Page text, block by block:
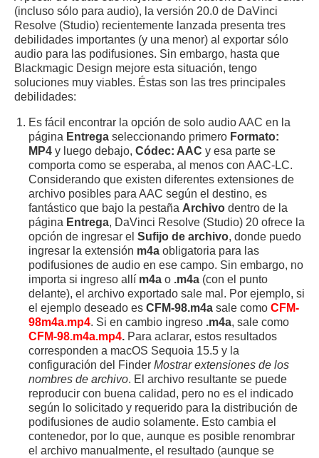
(incluso sólo para audio), la versión 20.0 de DaVinci
Resolve (Studio) recientemente lanzada presenta tres
debilidades importantes (y una menor) al exportar sólo
audio para las podifusiones. Sin embargo, hasta que
Blackmagic Design mejore esta situación, tengo
soluciones muy viables. Éstas son las tres principales
debilidades:
Es fácil encontrar la opción de solo audio AAC en la
página Entrega seleccionando primero Formato:
MP4 y luego debajo, Códec: AAC y esa parte se
comporta como se esperaba, al menos con AAC-LC.
Considerando que existen diferentes extensiones de
archivo posibles para AAC según el destino, es
fantástico que bajo la pestaña Archivo dentro de la
página Entrega, DaVinci Resolve (Studio) 20 ofrece la
opción de ingresar el Sufijo de archivo, donde puedo
ingresar la extensión m4a obligatoria para las
podifusiones de audio en ese campo. Sin embargo, no
importa si ingreso allí m4a o .m4a (con el punto
delante), el archivo exportado sale mal. Por ejemplo, si
el ejemplo deseado es CFM-98.m4a sale como CFM-
98m4a.mp4. Si en cambio ingreso .m4a, sale como
CFM-98.m4a.mp4. Para aclarar, estos resultados
corresponden a macOS Sequoia 15.5 y la
configuración del Finder Mostrar extensiones de los
nombres de archivo. El archivo resultante se puede
reproducir con buena calidad, pero no es el indicado
según lo solicitado y requerido para la distribución de
podifusiones de audio solamente. Esto cambia el
contenedor, por lo que, aunque es posible renombrar
el archivo manualmente, el resultado (aunque se